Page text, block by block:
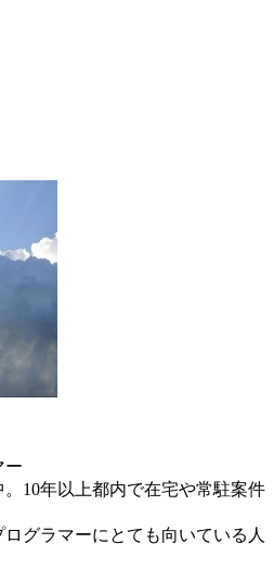
ー
10年以上都内で在宅や常駐案件
グラマーにとても向いている人